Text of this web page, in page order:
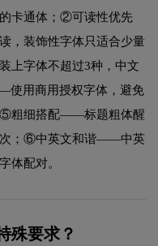
卡通体；②可读性优先
，装饰性字体只适合少量
字体不超过3种，中文
用商用授权字体，避免
⑤粗细搭配——标题粗体醒
次；⑥中英文和谐——中英
体配对。
殊要求？